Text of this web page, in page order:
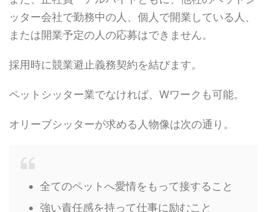
ッター会社で勤務中の人、個人で開業している人、
または開業予定の人の応募はできません。
採用時に競業避止義務契約を結びます。
ペットシッター業でなければ、Wワークも可能。
オリーブシッターが求める人物像は次の通り。
全てのペットへ愛情をもって接すること
強い責任感を持って仕事に励むこと